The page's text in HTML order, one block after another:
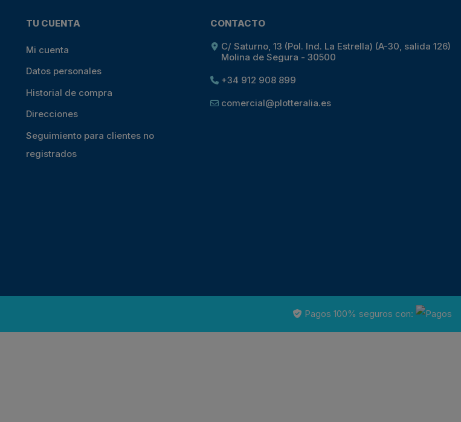
TU CUENTA
Mi cuenta
Datos personales
Historial de compra
Direcciones
Seguimiento para clientes no
registrados
CONTACTO
C/ Saturno, 13 (Pol. Ind. La Estrella) (A-30, salida 126)
Molina de Segura - 30500
+34 912 908 899
comercial@plotteralia.es
Pagos 100% seguros con: